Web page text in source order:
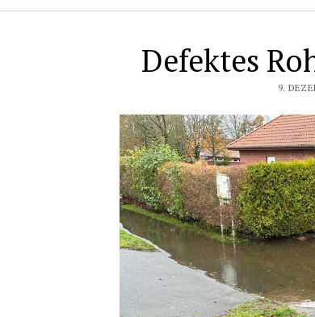
Defektes
9.